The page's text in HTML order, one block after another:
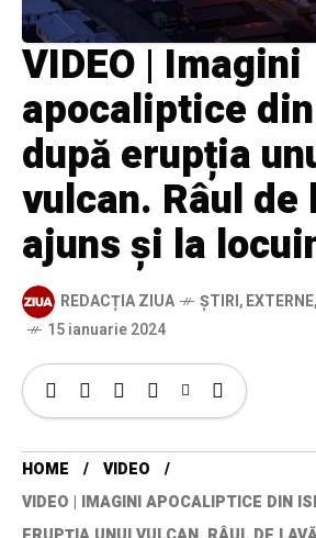
VIDEO | Imagini
apocaliptice
după erupția
vulcan. Râul de
ajuns și la
REDACȚIA ZIUA ȘTIRI,EXTERNE,
15 ianuarie 2024
HOME
VIDEO
VIDEO | IMAGINI APOCALIPTICE DIN